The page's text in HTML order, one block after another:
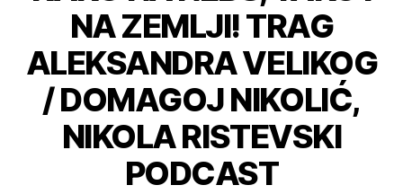
NA ZEMLJI! TRAG
ALEKSANDRA VELIKOG
/ DOMAGOJ NIKOLIĆ,
NIKOLA RISTEVSKI
PODCAST